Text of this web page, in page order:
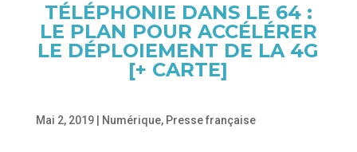
TÉLÉPHONIE DANS LE 64 :
LE PLAN POUR ACCÉLÉRER
LE DÉPLOIEMENT DE LA 4G
[+ CARTE]
Mai 2, 2019| Numérique, Presse française